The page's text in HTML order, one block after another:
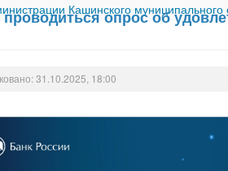
Кашинского
проводиться опрос об
31.10.2025, 18:00